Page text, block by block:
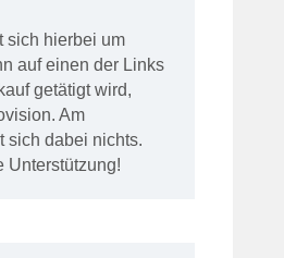
sich hierbei um
auf einen der Links
getätigt wird,
Am
sich dabei nichts.
Unterstützung!